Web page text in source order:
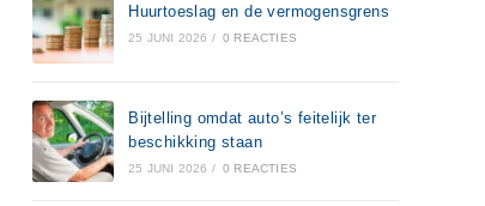
Huurtoeslag en de vermogensgrens
25 JUNI 2026 / 0 REACTIES
Bijtelling omdat auto’s feitelijk ter
beschikking staan
25 JUNI 2026 / 0 REACTIES